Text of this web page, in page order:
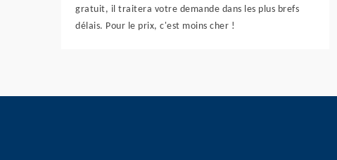
gratuit, il traitera votre demande dans les plus brefs
délais. Pour le prix, c'est moins cher !